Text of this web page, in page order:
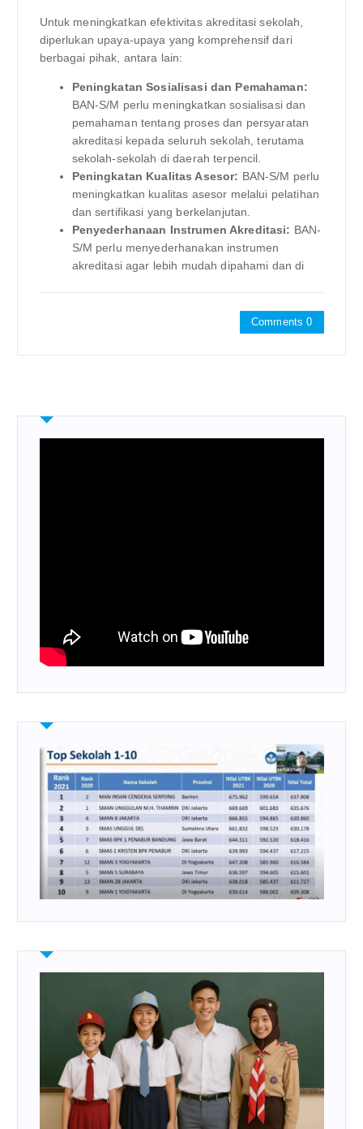
Untuk meningkatkan efektivitas akreditasi sekolah,
diperlukan upaya-upaya yang komprehensif dari
berbagai pihak, antara lain:
Peningkatan Sosialisasi dan Pemahaman:
BAN-S/M perlu meningkatkan sosialisasi dan
pemahaman tentang proses dan persyaratan
akreditasi kepada seluruh sekolah, terutama
sekolah-sekolah di daerah terpencil.
Peningkatan Kualitas Asesor: BAN-S/M perlu
meningkatkan kualitas asesor melalui pelatihan
dan sertifikasi yang berkelanjutan.
Penyederhanaan Instrumen Akreditasi: BAN-
S/M perlu menyederhanakan instrumen
akreditasi agar lebih mudah dipahami dan di
Comments 0